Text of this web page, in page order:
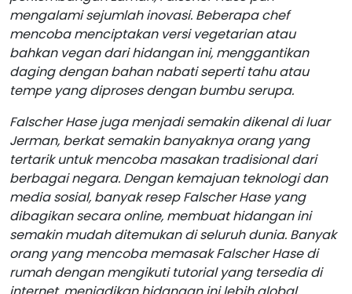
mengalami sejumlah inovasi. Beberapa chef
mencoba menciptakan versi vegetarian atau
bahkan vegan dari hidangan ini, menggantikan
daging dengan bahan nabati seperti tahu atau
tempe yang diproses dengan bumbu serupa.
Falscher Hase juga menjadi semakin dikenal di luar
Jerman, berkat semakin banyaknya orang yang
tertarik untuk mencoba masakan tradisional dari
berbagai negara. Dengan kemajuan teknologi dan
media sosial, banyak resep Falscher Hase yang
dibagikan secara online, membuat hidangan ini
semakin mudah ditemukan di seluruh dunia. Banyak
orang yang mencoba memasak Falscher Hase di
rumah dengan mengikuti tutorial yang tersedia di